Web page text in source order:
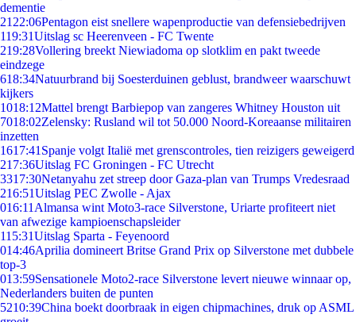
dementie
21 22:06Pentagon eist snellere wapenproductie van defensiebedrijven
119:31Uitslag sc Heerenveen - FC Twente
219:28Vollering breekt Niewiadoma op slotklim en pakt tweede
eindzege
618:34Natuurbrand bij Soesterduinen geblust, brandweer waarschuwt
kijkers
1018:12Mattel brengt Barbiepop van zangeres Whitney Houston uit
7018:02Zelensky: Rusland wil tot 50.000 Noord-Koreaanse militairen
inzetten
1617:41 Spanje volgt Italië met grenscontroles, tien reizigers geweigerd
217:36Uitslag FC Groningen - FC Utrecht
3317:30Netanyahu zet streep door Gaza-plan van Trumps Vredesraad
216:51Uitslag PEC Zwolle - Ajax
016:11 Almansa wint Moto3-race Silverstone, Uriarte profiteert niet
van afwezige kampioenschapsleider
115:31Uitslag Sparta - Feyenoord
014:46Aprilia domineert Britse Grand Prix op Silverstone met dubbele
top-3
013:59Sensationele Moto2-race Silverstone levert nieuwe winnaar op,
Nederlanders buiten de punten
5210:39China boekt doorbraak in eigen chipmachines, druk op ASML